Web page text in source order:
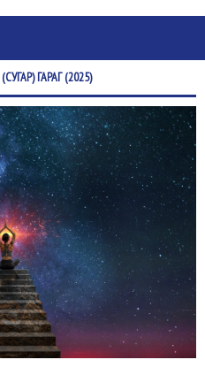
ГАРАГ (2025)